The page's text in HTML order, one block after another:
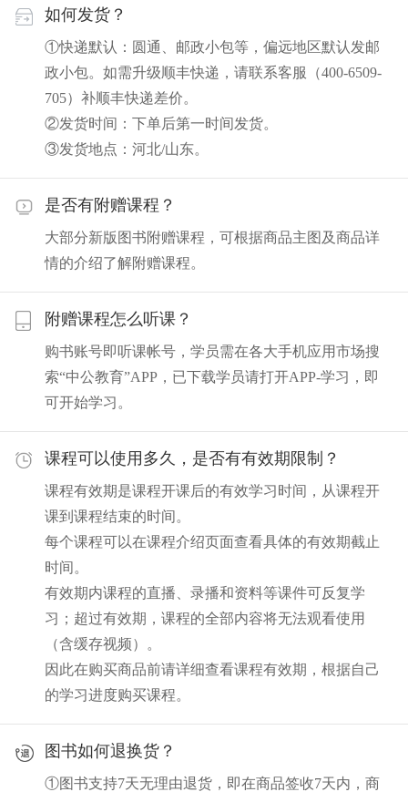
如何发货？
①快递默认：圆通、邮政小包等，偏远地区默认发邮
政小包。如需升级顺丰快递，请联系客服（400-6509-
705）补顺丰快递差价。
②发货时间：下单后第一时间发货。
③发货地点：河北/山东。
是否有附赠课程？
大部分新版图书附赠课程，可根据商品主图及商品详
情的介绍了解附赠课程。
附赠课程怎么听课？
购书账号即听课帐号，学员需在各大手机应用市场搜
索“中公教育”APP，已下载学员请打开APP-学习，即
可开始学习。
课程可以使用多久，是否有有效期限制？
课程有效期是课程开课后的有效学习时间，从课程开
课到课程结束的时间。
每个课程可以在课程介绍页面查看具体的有效期截止
时间。
有效期内课程的直播、录播和资料等课件可反复学
习；超过有效期，课程的全部内容将无法观看使用
（含缓存视频）。
因此在购买商品前请详细查看课程有效期，根据自己
的学习进度购买课程。
图书如何退换货？
①图书支持7天无理由退货，即在商品签收7天内，商